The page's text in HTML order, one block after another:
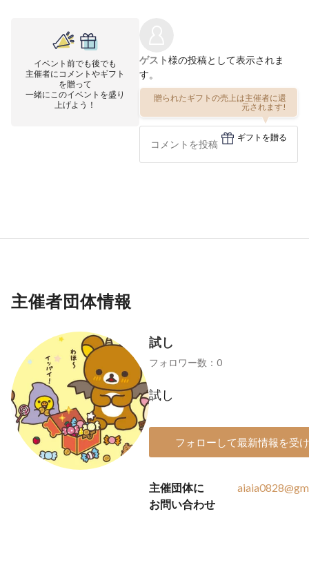
イベント前でも後でも
主催者にコメントやギフト
を贈って
一緒にこのイベントを盛り
上げよう！
ゲスト様の投稿として表示されま
す。
贈られたギフトの売上は主催者に還
元されます!
ギフトを贈る
主催者団体情報
試し
フォロワー数：0
試し
フォローして最新情報を受
主催団体に
お問い合わせ